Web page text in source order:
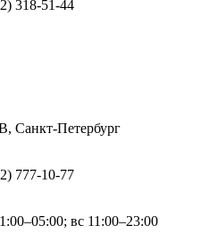
318-51-44
Санкт-Петербург
777-10-77
вс 11:00–23:00